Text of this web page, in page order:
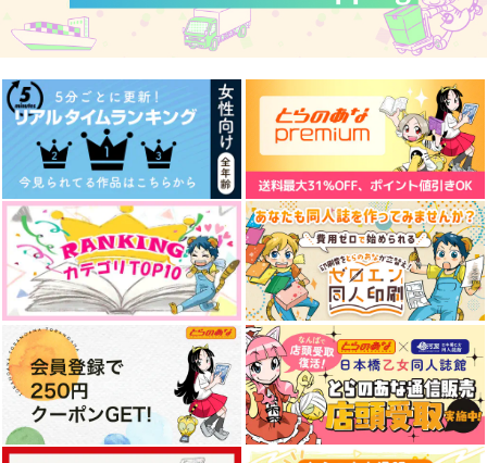
うさぎ姫は運命の番
ふくらすずめ本丸
1,100円（税込）
アスラン×カガリ
サンプル
作品詳細
Dear you
バニラアイス
1,100円（税込）
ライオス×チルチャック
サンプル
作品詳細
春のうさぎ
ありえな委員会
550円 （税込）
雑渡昆奈門×土井半助
サンプル
作品詳細
PIECE OF CAKE
キナコロンド
専売 787円（税込）
おそ松さん
松野一松×松野チョロ松
サンプル
カート